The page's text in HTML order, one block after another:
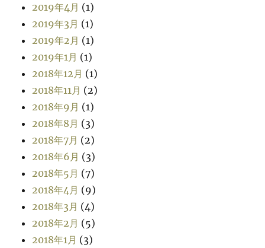
2019年4月 (1)
2019年3月 (1)
2019年2月 (1)
2019年1月 (1)
2018年12月 (1)
2018年11月 (2)
2018年9月 (1)
2018年8月 (3)
2018年7月 (2)
2018年6月 (3)
2018年5月 (7)
2018年4月 (9)
2018年3月 (4)
2018年2月 (5)
2018年1月 (3)